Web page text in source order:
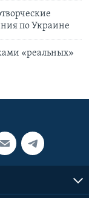
по Украине
«реальных»